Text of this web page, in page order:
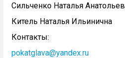
Сильченко Наталья
Китель Наталья Ильинична
Контакты:
pokatglava@yandex.ru